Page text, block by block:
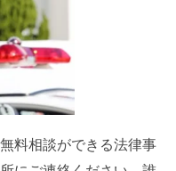
料相談ができる法律事